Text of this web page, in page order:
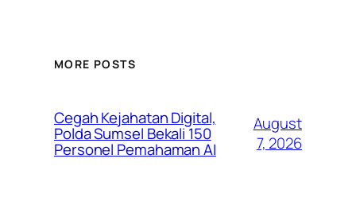
MORE POSTS
Cegah Kejahatan Digital,
Polda Sumsel Bekali 150
Personel Pemahaman AI
August
7, 2026